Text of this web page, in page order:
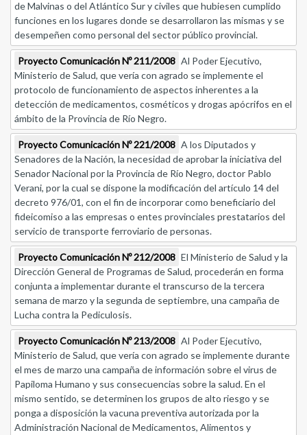
de Malvinas o del Atlántico Sur y civiles que hubiesen cumplido
funciones en los lugares donde se desarrollaron las mismas y se
desempeñen como personal del sector público provincial.
Proyecto Comunicación Nº 211/2008 Al Poder Ejecutivo,
Ministerio de Salud, que vería con agrado se implemente el
protocolo de funcionamiento de aspectos inherentes a la
detección de medicamentos, cosméticos y drogas apócrifos en el
ámbito de la Provincia de Río Negro.
Proyecto Comunicación Nº 221/2008 A los Diputados y
Senadores de la Nación, la necesidad de aprobar la iniciativa del
Senador Nacional por la Provincia de Río Negro, doctor Pablo
Verani, por la cual se dispone la modificación del artículo 14 del
decreto 976/01, con el fin de incorporar como beneficiario del
fideicomiso a las empresas o entes provinciales prestatarios del
servicio de transporte ferroviario de personas.
Proyecto Comunicación Nº 212/2008 El Ministerio de Salud y la
Dirección General de Programas de Salud, procederán en forma
conjunta a implementar durante el transcurso de la tercera
semana de marzo y la segunda de septiembre, una campaña de
Lucha contra la Pediculosis.
Proyecto Comunicación Nº 213/2008 Al Poder Ejecutivo,
Ministerio de Salud, que vería con agrado se implemente durante
el mes de marzo una campaña de información sobre el virus de
Papiloma Humano y sus consecuencias sobre la salud. En el
mismo sentido, se determinen los grupos de alto riesgo y se
ponga a disposición la vacuna preventiva autorizada por la
Administración Nacional de Medicamentos, Alimentos y